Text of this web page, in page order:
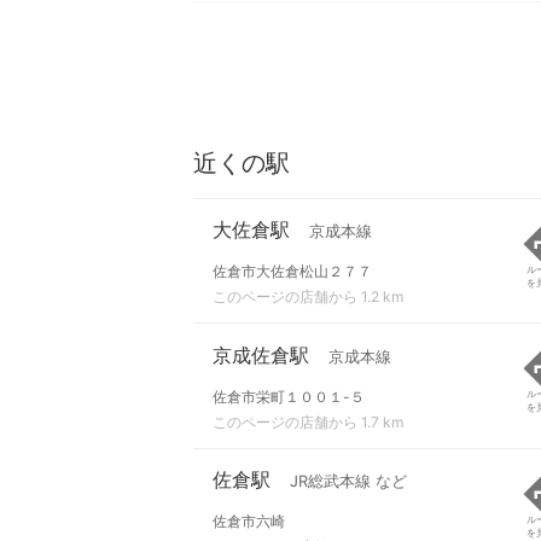
近くの駅
大佐倉駅 京成本線
佐倉市大佐倉松山２７７
このページの店舗から 1.2 km
ル
を
京成佐倉駅 京成本線
佐倉市栄町１００１-５
このページの店舗から 1.7 km
ル
を
佐倉駅 JR総武本線 など
佐倉市六崎
ル
を